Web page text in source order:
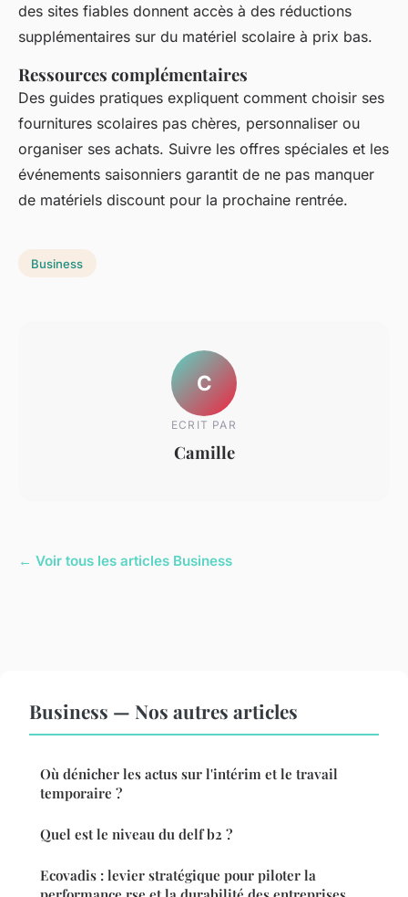
des sites fiables donnent accès à des réductions
supplémentaires sur du matériel scolaire à prix bas.
Ressources complémentaires
Des guides pratiques expliquent comment choisir ses
fournitures scolaires pas chères, personnaliser ou
organiser ses achats. Suivre les offres spéciales et les
événements saisonniers garantit de ne pas manquer
de matériels discount pour la prochaine rentrée.
Business
C
ECRIT PAR
Camille
← Voir tous les articles Business
Business — Nos autres articles
Où dénicher les actus sur l'intérim et le travail
temporaire ?
Quel est le niveau du delf b2 ?
Ecovadis : levier stratégique pour piloter la